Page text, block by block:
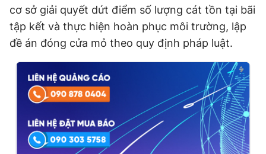
cơ sở giải quyết dứt điểm số lượng cát tồn tại bãi
tập kết và thực hiện hoàn phục môi trường, lập
đề án đóng cửa mỏ theo quy định pháp luật.